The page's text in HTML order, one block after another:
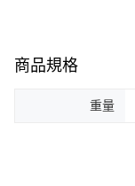
商品規格
重量